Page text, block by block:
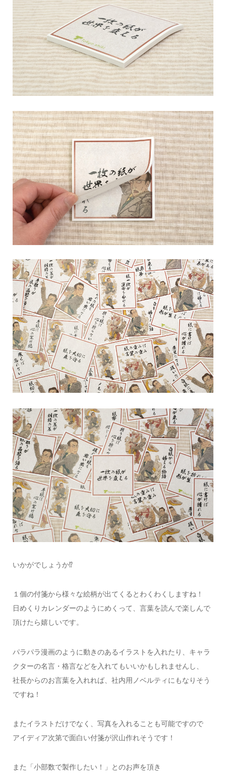
いかがでしょうか⁉
１個の付箋から様々な絵柄が出てくるとわくわくしますね！
日めくりカレンダーのようにめくって、言葉を読んで楽しんで
頂けたら嬉しいです。
パラパラ漫画のように動きのあるイラストを入れたり、キャラ
クターの名言・格言などを入れてもいいかもしれませんし、
社長からのお言葉を入れれば、社内用ノベルティにもなりそう
ですね！
またイラストだけでなく、写真を入れることも可能ですので
アイディア次第で面白い付箋が沢山作れそうです！
また「小部数で製作したい！」とのお声を頂き